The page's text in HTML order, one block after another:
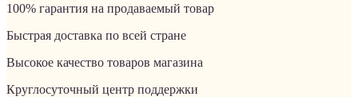
100% гарантия на продаваемый товар
Быстрая доставка по всей стране
Высокое качество товаров магазина
Круглосуточный центр поддержки